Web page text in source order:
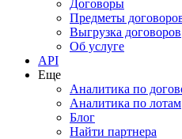
Договоры
Предметы
Выгрузка договоров
Об услуге
API
Еще
Аналитика по
Аналитика по лотам
Блог
Найти партнера